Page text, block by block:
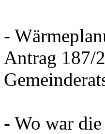
-
Antrag 187/
- Wo war